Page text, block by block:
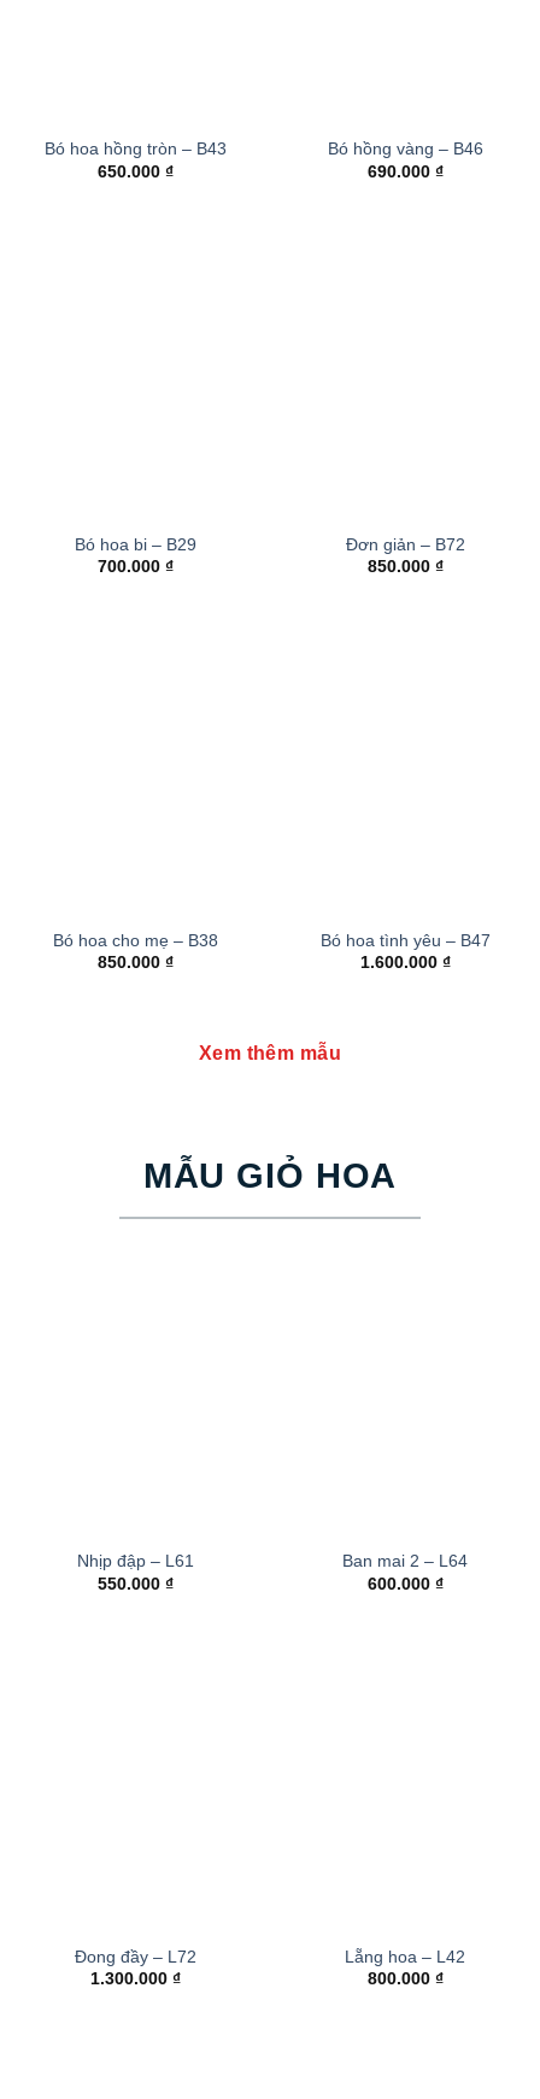
Bó hoa hồng tròn – B43
650.000 ₫
Bó hồng vàng – B46
690.000 ₫
Bó hoa bi – B29
700.000 ₫
Đơn giản – B72
850.000 ₫
Bó hoa cho mẹ – B38
850.000 ₫
Bó hoa tình yêu – B47
1.600.000 ₫
Xem thêm mẫu
MẪU GIỎ HOA
Nhịp đập – L61
550.000 ₫
Ban mai 2 – L64
600.000 ₫
Đong đầy – L72
1.300.000 ₫
Lẵng hoa – L42
800.000 ₫